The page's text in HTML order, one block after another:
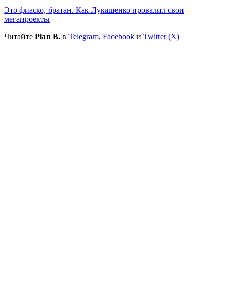
Это фиаско, братан. Как Лукашенко провалил свои
мегапроекты
Читайте Plan B. в Telegram, Facebook и Twitter (X)